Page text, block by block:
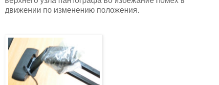
движении по изменению положения.